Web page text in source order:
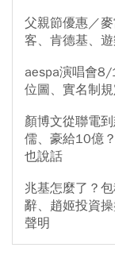
父親節優惠／
客、肯德基、
aespa演唱會8/
位圖、實名制
顏博文從聯電
儒、豪給10億
也說話
兆基怎麼了？
辭、趙姬投資
聲明